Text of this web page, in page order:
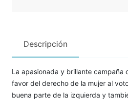
Descripción
La apasionada y brillante campaña
favor del derecho de la mujer al
buena parte de la izquierda y